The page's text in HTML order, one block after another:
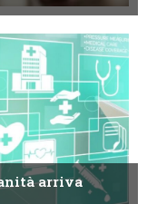
arriva